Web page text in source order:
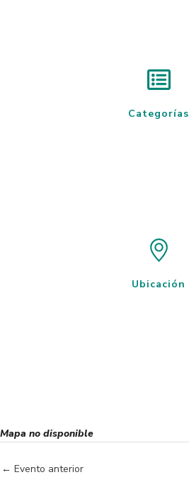
Categorías
Ubicación
Mapa no disponible
← Evento anterior